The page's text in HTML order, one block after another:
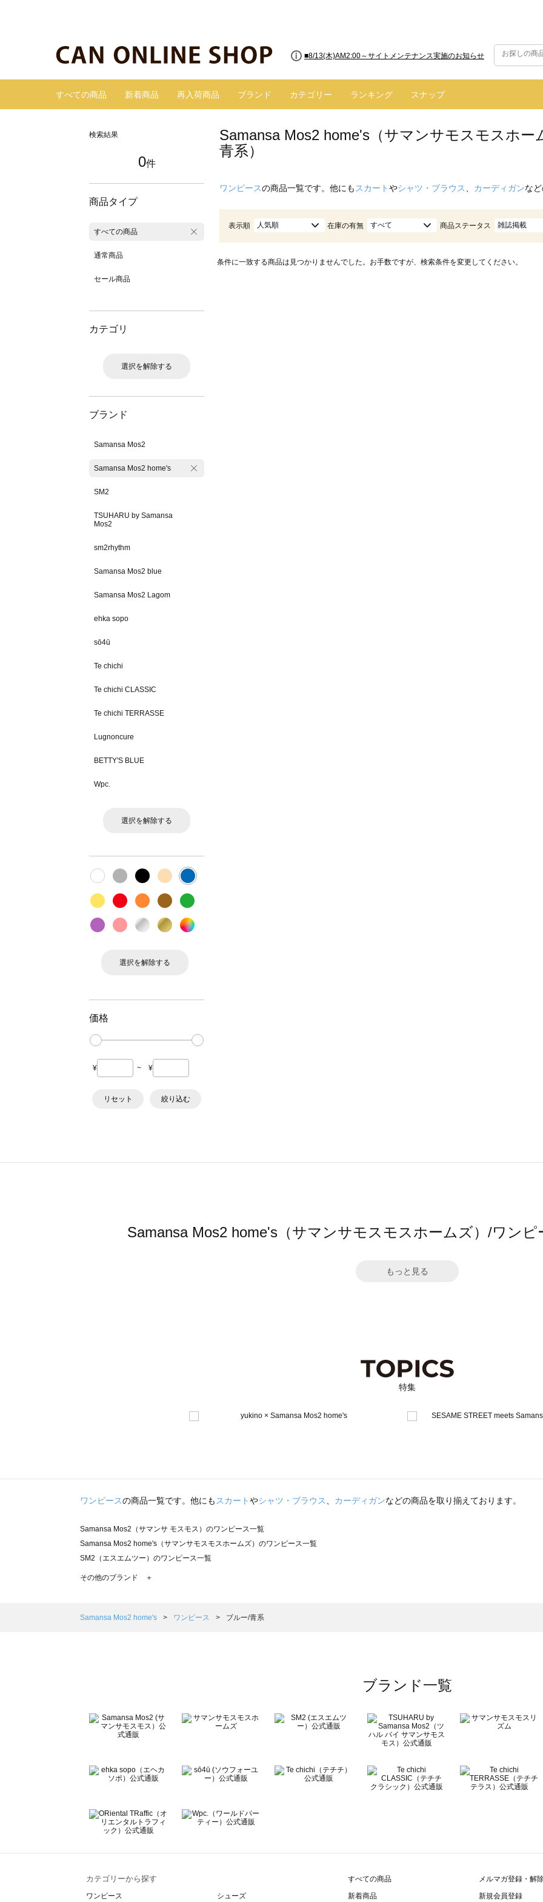
■8/13(木)AM2:00～サイトメンテナンス実施のお知らせ
すべての商品 新着商品 再入荷商品 ブランド カテゴリー ランキング スナップ
検索結果
0件
商品タイプ
すべての商品
通常商品
セール商品
カテゴリ
選択を解除する
ブランド
Samansa Mos2
Samansa Mos2 home's
SM2
TSUHARU by Samansa
Mos2
sm2rhythm
Samansa Mos2 blue
Samansa Mos2 Lagom
ehka sopo
sō4ū
Te chichi
Te chichi CLASSIC
Te chichi TERRASSE
Lugnoncure
BETTY'S BLUE
Wpc.
選択を解除する
選択を解除する
価格
¥ ~ ¥
リセット 絞り込む
Samansa Mos2 home's（サマンサモスモスホ
青系）
ワンピースの商品一覧です。他にも スカートやシャツ・ブラウス カーディガンな
表示順 人気順 在庫の有無 すべて 商品ステータス 雑誌掲載
条件に一致する商品は見つかりませんでした。お手数ですが、検索条件を変更してください。
Samansa Mos2 home's（サマンサモスモスホームズ）/ワン
もっと見る
特集
ワンピースの商品一覧です。他にも スカートやシャツ・ブラウス カーディガンなどの商品を取り揃えております。
Samansa Mos2（サマンサ モスモス）のワンピース一覧
Samansa Mos2 home's（サマンサモスモスホームズ）のワンピース一覧
SM2（エスエムツー）のワンピース一覧
TSUHARU by Samansa Mos2（ツハルバイサマンサモスモス）のワンピース一覧
Samansa Mos2 Lagom（サマンサモスモス ラーゴム）のワンピース一覧
BETTY'S BLUE（べティーズブルー）のワンピース一覧
Wpc.（ワールドパーティー）のワンピース一覧
その他のブランド ＋
Samansa Mos2 home's ワンピース ブルー/青系
ブランド一覧
カテゴリーから探す
ワンピース シューズ
すべての商品
新着商品
メルマガ登録・解
新規会員登録